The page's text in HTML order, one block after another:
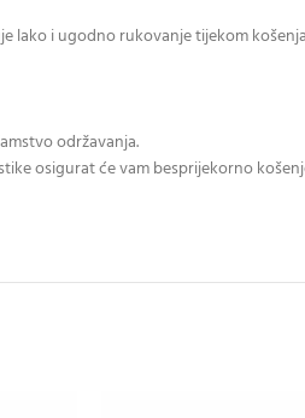
lako i ugodno rukovanje tijekom
održavanja.
osigurat će vam besprijekorno